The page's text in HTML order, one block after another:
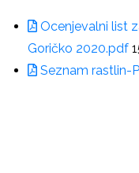
Ocenjevalni list
Goričko 2020.pdf
Seznam rastlin-